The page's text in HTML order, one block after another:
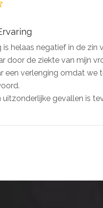
is helaas negatief in de zin
door de ziekte van mijn
een verlenging omdat we
uitzonderlijke gevallen is